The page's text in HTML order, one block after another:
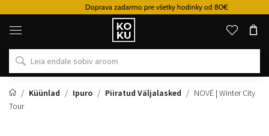
Doprava zadarmo pre všetky hodinky od 80€
Originaalsed
parfüümid
kellad
ühes
Küünlad Ipuro Piiratud Väljalasked
NOVÉ | Winter City
Tour